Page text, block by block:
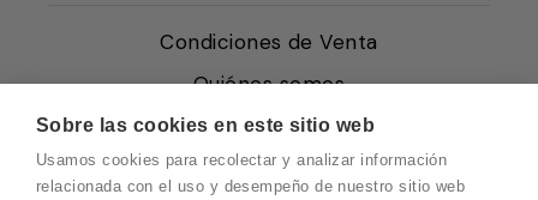
Sobre las cookies en este sitio web
Usamos cookies para recolectar y analizar información
relacionada con el uso y desempeño de nuestro sitio web
Condiciones de Venta
Quiénes somos
Política de Cookies
Protección de Datos